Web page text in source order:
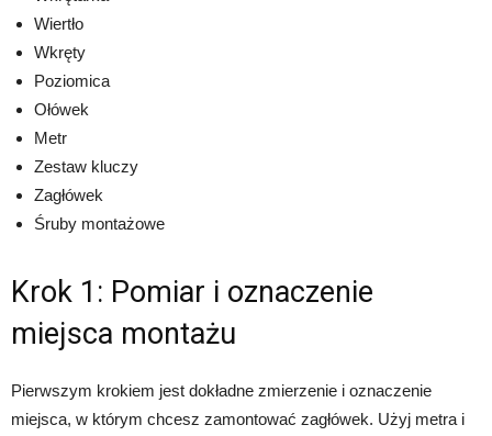
Wiertło
Wkręty
Poziomica
Ołówek
Metr
Zestaw kluczy
Zagłówek
Śruby montażowe
Krok 1: Pomiar i oznaczenie
miejsca montażu
Pierwszym krokiem jest dokładne zmierzenie i oznaczenie
miejsca, w którym chcesz zamontować zagłówek. Użyj metra i